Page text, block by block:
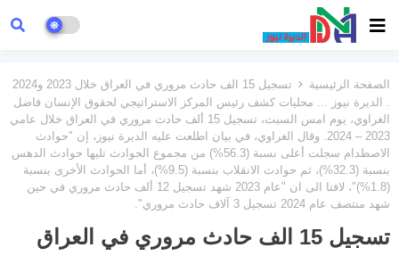
الصفحة الرئيسية
تسجيل 15 الف حادث مروري في العراق خلال 2023 و2024
. الديرة نيوز ... محليات كشف رئيس المركز الاستراتيجي لحقوق الإنسان فاضل
الغراوي، يوم امس السبت، تسجيل 15 ألف حادث مروري في العراق خلال عامي
2023 – 2024. وقال الغراوي، في بيان اطلعت عليه الديرة نيوز، إن "حوادث
الاصطدام سجلت أعلى نسبة (56.3%) من مجموع الحوادث تليها حوادث الدهس
بنسبة (32.3%)، ثم حوادث الانقلاب بنسبة (9.5%)، أما الحوادث الأخرى بنسبة
(1.8%)"، لافتا الى ان "عام 2023 شهد تسجيل 12 ألف حادث مروري في حين
شهد منتصف عام 2024 تسجيل 3 آلاف حادث مروري".
تسجيل 15 الف حادث مروري في العراق